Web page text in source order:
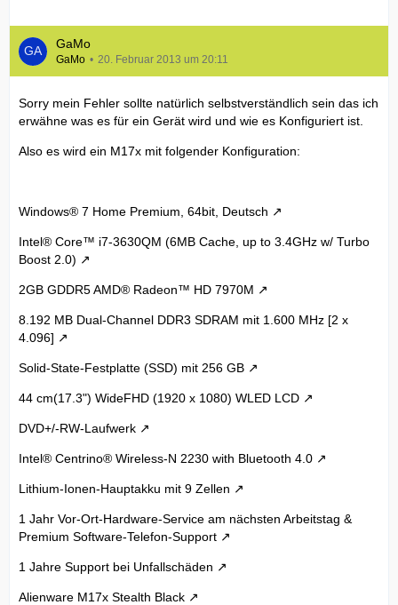
GaMo
GaMo 20. Februar 2013 um 20:11
Sorry mein Fehler sollte natürlich selbstverständlich sein das ich
erwähne was es für ein Gerät wird und wie es Konfiguriert ist.
Also es wird ein M17x mit folgender Konfiguration:
Windows® 7 Home Premium, 64bit, Deutsch
Intel® Core™ i7-3630QM (6MB Cache, up to 3.4GHz w/ Turbo
Boost 2.0)
2GB GDDR5 AMD® Radeon™ HD 7970M
8.192 MB Dual-Channel DDR3 SDRAM mit 1.600 MHz [2 x
4.096]
Solid-State-Festplatte (SSD) mit 256 GB
44 cm(17.3") WideFHD (1920 x 1080) WLED LCD
DVD+/-RW-Laufwerk
Intel® Centrino® Wireless-N 2230 with Bluetooth 4.0
Lithium-Ionen-Hauptakku mit 9 Zellen
1 Jahr Vor-Ort-Hardware-Service am nächsten Arbeitstag &
Premium Software-Telefon-Support
1 Jahre Support bei Unfallschäden
Alienware M17x Stealth Black